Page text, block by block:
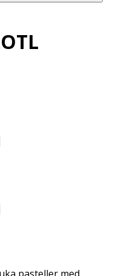
pasteller med